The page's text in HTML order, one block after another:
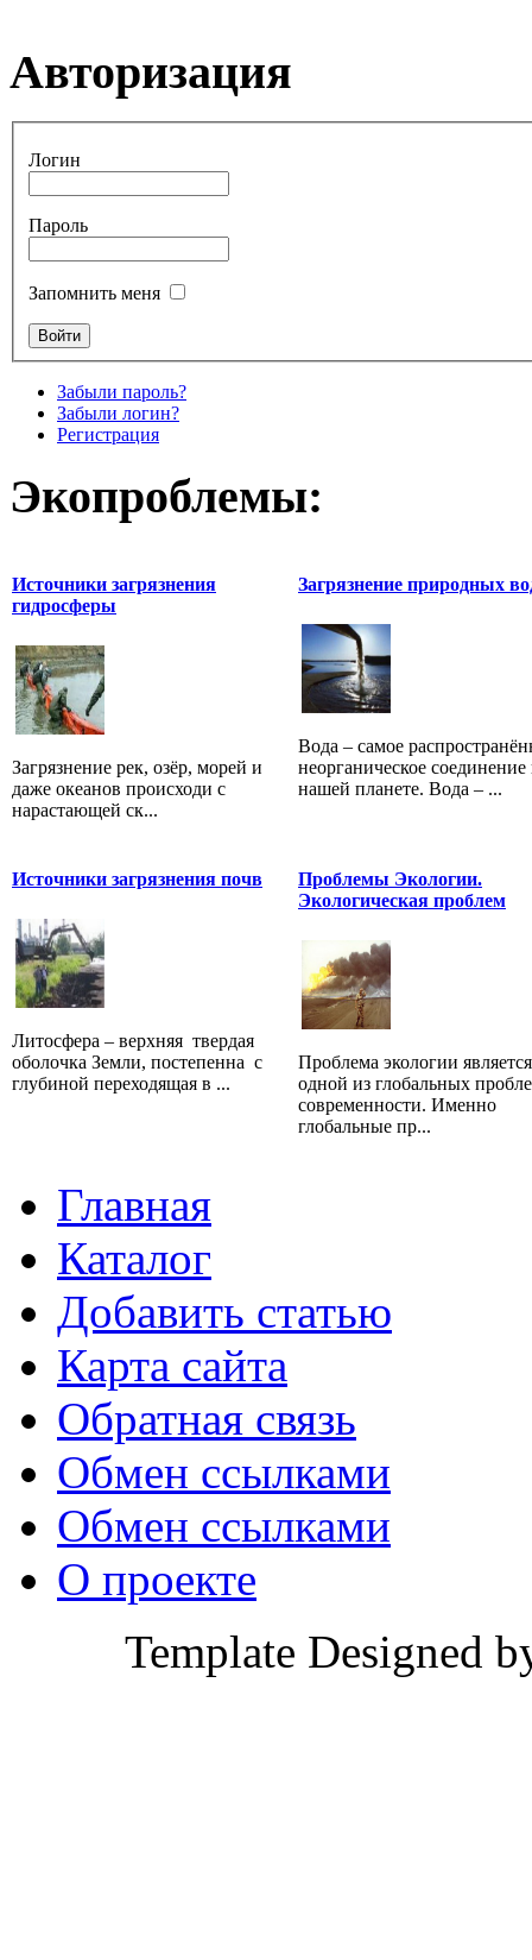
Авторизация
Логин
Пароль
Запомнить меня
Забыли пароль?
Забыли логин?
Регистрация
Экопроблемы:
Источники загрязнения
гидросферы
Загрязнение рек, озёр, морей и
даже океанов происходи с
нарастающей ск...
Загрязнение природных
Вода – самое
неорганическое соединение
нашей планете. Вода – ...
Источники загрязнения почв
Литосфера – верхняя твердая
оболочка Земли, постепенна с
глубиной переходящая в ...
Проблемы Экологии.
Экологическая проблем
Проблема экологии является
одной из глобальных
современности. Именно
глобальные пр...
Главная
Каталог
Добавить статью
Карта сайта
Обратная связь
Обмен ссылками
Обмен ссылками
О проекте
Template Designed